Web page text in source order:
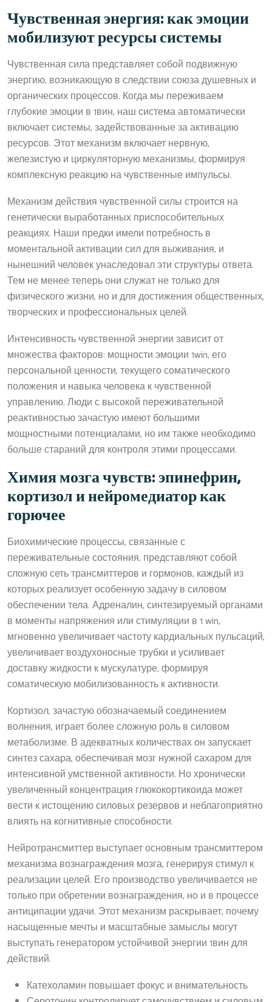
Чувственная энергия: как эмоции
мобилизуют ресурсы системы
Чувственная сила представляет собой подвижную
энергию, возникающую в следствии союза душевных и
органических процессов. Когда мы переживаем
глубокие эмоции в 1вин, наш система автоматически
включает системы, задействованные за активацию
ресурсов. Этот механизм включает нервную,
железистую и циркуляторную механизмы, формируя
комплексную реакцию на чувственные импульсы.
Механизм действия чувственной силы строится на
генетически выработанных приспособительных
реакциях. Наши предки имели потребность в
моментальной активации сил для выживания, и
нынешний человек унаследовал эти структуры ответа.
Тем не менее теперь они служат не только для
физического жизни, но и для достижения общественных,
творческих и профессиональных целей.
Интенсивность чувственной энергии зависит от
множества факторов: мощности эмоции 1win, его
персональной ценности, текущего соматического
положения и навыка человека к чувственной
управлению. Люди с высокой переживательной
реактивностью зачастую имеют большими
мощностными потенциалами, но им также необходимо
больше стараний для контроля этими процессами.
Химия мозга чувств: эпинефрин,
кортизол и нейромедиатор как
горючее
Биохимические процессы, связанные с
переживательные состояния, представляют собой
сложную сеть трансмиттеров и гормонов, каждый из
которых реализует особенную задачу в силовом
обеспечении тела. Адреналин, синтезируемый органами
в моменты напряжения или стимуляции в 1 win,
мгновенно увеличивает частоту кардиальных пульсаций,
увеличивает воздухоносные трубки и усиливает
доставку жидкости к мускулатуре, формируя
соматическую мобилизованность к активности.
Кортизол, зачастую обозначаемый соединением
волнения, играет более сложную роль в силовом
метаболизме. В адекватных количествах он запускает
синтез сахара, обеспечивая мозг нужной сахаром для
интенсивной умственной активности. Но хронически
увеличенный концентрация глюкокортикоида может
вести к истощению силовых резервов и неблагоприятно
влиять на когнитивные способности.
Нейротрансмиттер выступает основным трансмиттером
механизма вознаграждения мозга, генерируя стимул к
реализации целей. Его производство увеличивается не
только при обретении вознаграждения, но и в процессе
антиципации удачи. Этот механизм раскрывает, почему
насыщенные мечты и масштабные замыслы могут
выступать генератором устойчивой энергии 1вин для
действий.
Катехоламин повышает фокус и внимательность